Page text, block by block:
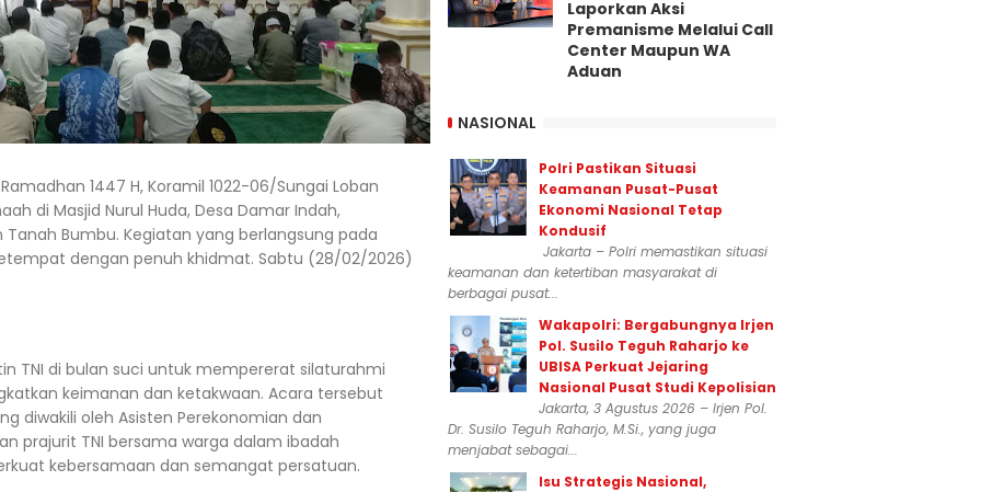
1447 H, Koramil 1022-06/Sungai Loban
di Masjid Nurul Huda, Desa Damar Indah,
Bumbu. Kegiatan yang berlangsung pada
dengan penuh khidmat. Sabtu (28/02/2026)
TNI di bulan suci untuk mempererat silaturahmi
keimanan dan ketakwaan. Acara tersebut
diwakili oleh Asisten Perekonomian dan
prajurit TNI bersama warga dalam ibadah
kebersamaan dan semangat persatuan.
Laporkan Aksi
Premanisme Melalui Call
Center Maupun WA
Aduan
NASIONAL
Polri Pastikan Situasi
Keamanan Pusat-Pusat
Ekonomi Nasional Tetap
Kondusif
Jakarta – Polri memastikan situasi
keamanan dan ketertiban masyarakat di
berbagai pusat...
Wakapolri: Bergabungnya Irjen
Pol. Susilo Teguh Raharjo ke
UBISA Perkuat Jejaring
Nasional Pusat Studi Kepolisian
Jakarta, 3 Agustus 2026 – Irjen Pol.
Dr. Susilo Teguh Raharjo, M.Si., yang juga
menjabat sebagai...
Isu Strategis Nasional,